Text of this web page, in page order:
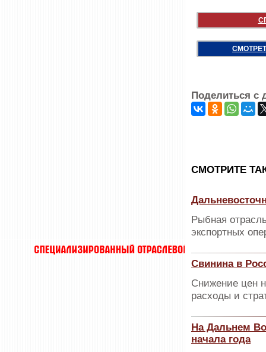
Поделиться с
CМОТРИТЕ
Рыбная
экспортных
Свинина в
Снижение цен
расходы и
На Дальнем
начала года